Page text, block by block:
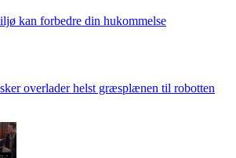
kan forbedre din hukommelse
overlader helst græsplænen til robotten